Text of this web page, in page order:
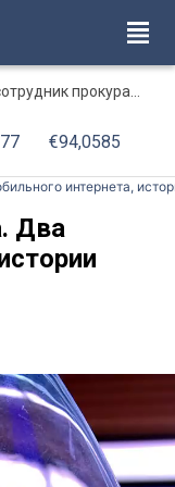
почему совершил убийство
€94,0585
интернета,
Два